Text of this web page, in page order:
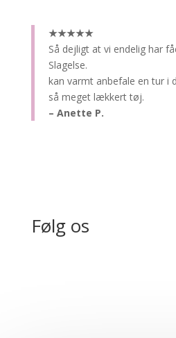
★★★★★
Så dejligt at vi endelig har
Slagelse.
kan varmt anbefale en tur i
så meget lækkert tøj.
– Anette P.
Følg os